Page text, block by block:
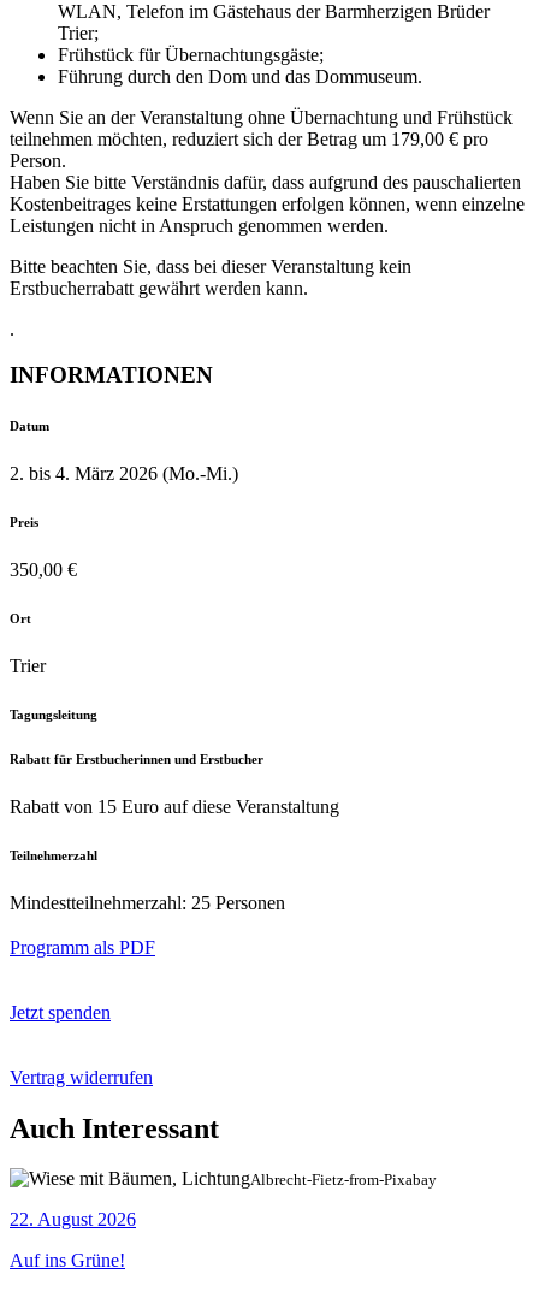
WLAN, Telefon im Gästehaus der Barmherzigen Brüder
Trier;
Frühstück für Übernachtungsgäste;
Führung durch den Dom und das Dommuseum.
Wenn Sie an der Veranstaltung ohne Übernachtung und Frühstück
teilnehmen möchten, reduziert sich der Betrag um 179,00 € pro
Person.
Haben Sie bitte Verständnis dafür, dass aufgrund des pauschalierten
Kostenbeitrages keine Erstattungen erfolgen können, wenn einzelne
Leistungen nicht in Anspruch genommen werden.
Bitte beachten Sie, dass bei dieser Veranstaltung kein
Erstbucherrabatt gewährt werden kann.
.
INFORMATIONEN
Datum
2. bis 4. März 2026 (Mo.-Mi.)
Preis
350,00 €
Ort
Trier
Tagungsleitung
Rabatt für Erstbucherinnen und Erstbucher
Rabatt von 15 Euro auf diese Veranstaltung
Teilnehmerzahl
Mindestteilnehmerzahl: 25 Personen
Programm als PDF
Jetzt spenden
Vertrag widerrufen
Auch Interessant
Albrecht-Fietz-from-Pixabay
22. August 2026
Auf ins Grüne!